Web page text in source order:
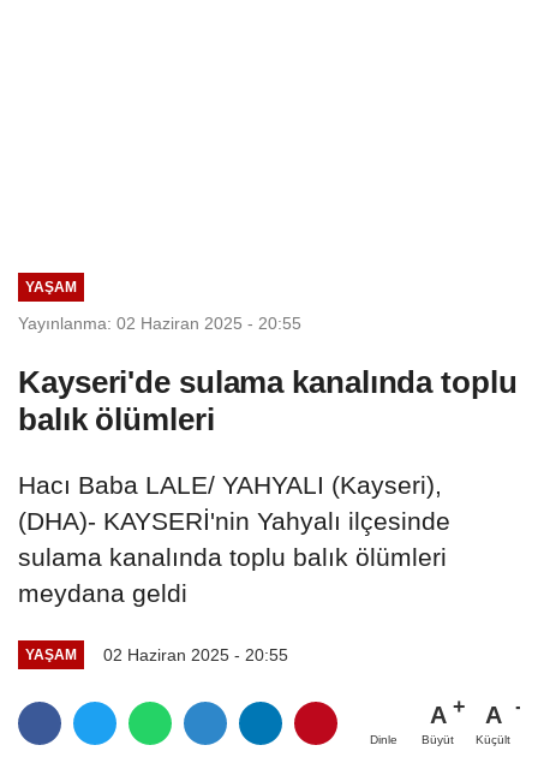
YAŞAM
Yayınlanma: 02 Haziran 2025 - 20:55
Kayseri'de sulama kanalında toplu
balık ölümleri
Hacı Baba LALE/ YAHYALI (Kayseri),
(DHA)- KAYSERİ'nin Yahyalı ilçesinde
sulama kanalında toplu balık ölümleri
meydana geldi
YAŞAM 02 Haziran 2025 - 20:55
Dinle
A
Büyüt
A
Küçült